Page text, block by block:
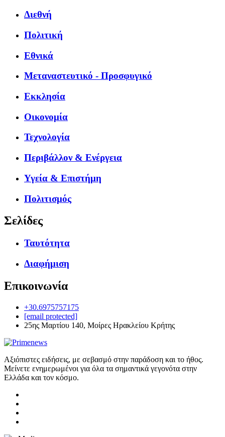
Διεθνή
Πολιτική
Εθνικά
Μεταναστευτικό - Προσφυγικό
Εκκλησία
Οικονομία
Τεχνολογία
Περιβάλλον & Ενέργεια
Υγεία & Επιστήμη
Πολιτισμός
Σελίδες
Ταυτότητα
Διαφήμιση
Επικοινωνία
+30.6975757175
[email protected]
25ης Μαρτίου 140, Μοίρες Ηρακλείου Κρήτης
Αξιόπιστες ειδήσεις, με σεβασμό στην παράδοση και το ήθος.
Μείνετε ενημερωμένοι για όλα τα σημαντικά γεγονότα στην
Ελλάδα και τον κόσμο.